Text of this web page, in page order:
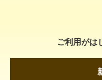
ご利用がは